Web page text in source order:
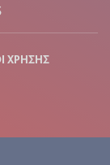
ΧΡΗΣΗΣ